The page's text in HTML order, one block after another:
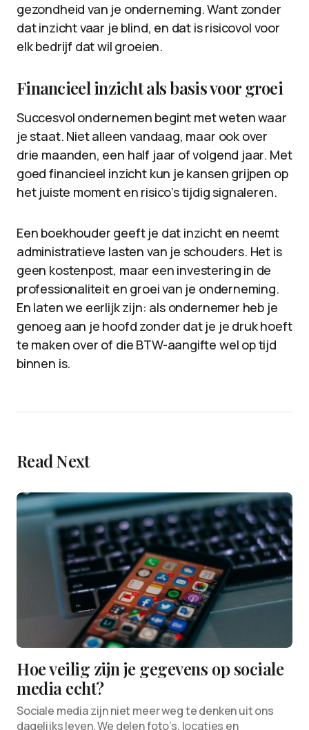
gezondheid van je onderneming. Want zonder
dat inzicht vaar je blind, en dat is risicovol voor
elk bedrijf dat wil groeien.
Financieel inzicht als basis voor groei
Succesvol ondernemen begint met weten waar
je staat. Niet alleen vandaag, maar ook over
drie maanden, een half jaar of volgend jaar. Met
goed financieel inzicht kun je kansen grijpen op
het juiste moment en risico’s tijdig signaleren.
Een boekhouder geeft je dat inzicht en neemt
administratieve lasten van je schouders. Het is
geen kostenpost, maar een investering in de
professionaliteit en groei van je onderneming.
En laten we eerlijk zijn: als ondernemer heb je
genoeg aan je hoofd zonder dat je je druk hoeft
te maken over of die BTW-aangifte wel op tijd
binnen is.
Read Next
Hoe veilig zijn je gegevens op sociale
media echt?
Sociale media zijn niet meer weg te denken uit ons
dagelijks leven. We delen foto’s, locaties en